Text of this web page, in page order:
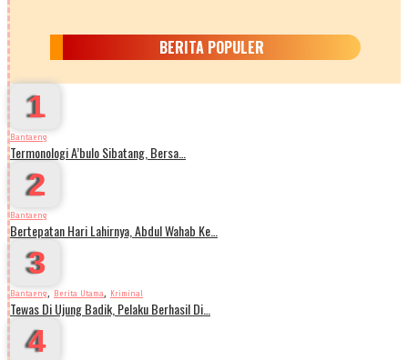
BERITA POPULER
1
Bantaeng
Termonologi A’bulo Sibatang, Bersa…
2
Bantaeng
Bertepatan Hari Lahirnya, Abdul Wahab Ke…
3
Bantaeng, Berita Utama, Kriminal
Tewas Di Ujung Badik, Pelaku Berhasil Di…
4